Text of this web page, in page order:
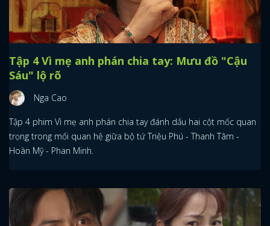
Tập 4 Vì mẹ anh phán chia tay: Mưu đồ "Cậu
Sáu" lộ rõ
Nga Cao
Tập 4 phim Vì mẹ anh phán chia tay đánh dấu hai cột mốc quan
trọng trong mối quan hệ giữa bộ tứ Triệu Phú - Thanh Tâm -
Hoàn Mỹ - Phan Minh.